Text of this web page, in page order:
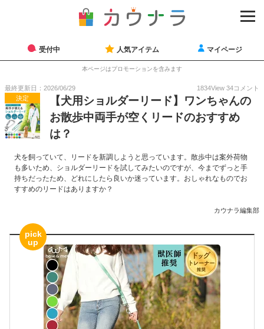
受付中 人気アイテム マイページ
本ページはプロモーションを含みます
最終更新日：2026/06/29 1834View 34コメント
決定
【犬用ショルダーリード】ワンちゃんの
お散歩中両手が空くリードのおすすめ
は？
犬を飼っていて、リードを新調しようと思っています。散歩中は案外荷物
も多いため、ショルダーリードを試してみたいのですが、今までずっと手
持ちだったため、どれにしたら良いか迷っています。おしゃれなものでお
すすめのリードはありますか？
カウナラ編集部
pick
up